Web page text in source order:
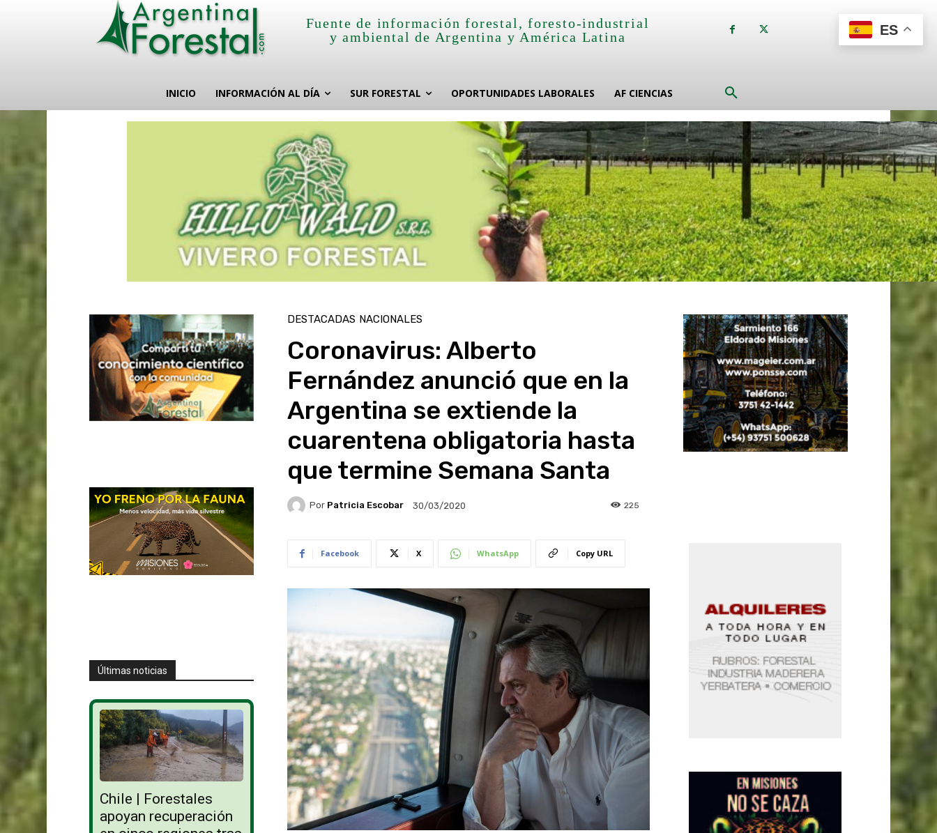
Fuente de información forestal, foresto-industrial
y ambiental de Argentina y América Latina
INICIO INFORMACIÓN AL DÍA SUR FORESTAL OPORTUNIDADES LABORALES AF CIENCIAS
Últimas noticias
Chile | Forestales
apoyan recuperación
DESTACADAS NACIONALES
Coronavirus: Alberto
Fernández anunció que en la
Argentina se extiende la
cuarentena obligatoria hasta
que termine Semana Santa
Por Patricia Escobar 30/03/2020 225
Facebook X WhatsApp Copy URL
ES